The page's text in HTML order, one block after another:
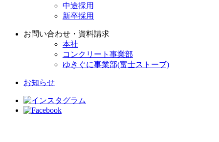
中途採用
新卒採用
お問い合わせ・資料請求
本社
コンクリート事業部
ゆきぐに事業部(富士ストーブ)
お知らせ